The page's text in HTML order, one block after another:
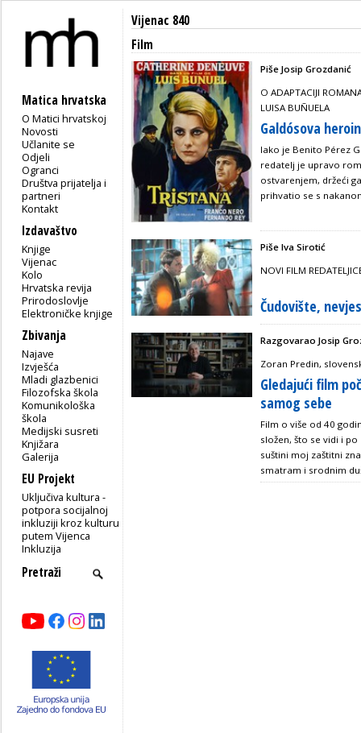
Matica hrvatska
O Matici hrvatskoj
Novosti
Učlanite se
Odjeli
Ogranci
Društva prijatelja i
partneri
Kontakt
Izdavaštvo
Knjige
Vijenac
Kolo
Hrvatska revija
Prirodoslovlje
Elektroničke knjige
Zbivanja
Najave
Izvješća
Mladi glazbenici
Filozofska škola
Komunikološka
škola
Medijski susreti
Knjižara
Galerija
EU Projekt
Uključiva kultura -
potpora socijalnoj
inkluziji kroz kulturu
putem Vijenca
Inkluzija
Vijenac 840
Film
Piše Josip Grozdanić
O ADAPTACIJI
LUISA BUÑUELA
Galdósova
Iako je Benito Pérez
redatelj je upravo
ostvarenjem, držeći
prihvatio se s
Piše Iva Sirotić
NOVI FILM
Čudovište,
Razgovarao Josip
Zoran Predin,
Gledajući film
samog sebe
Film o više od 40
složen, što se vidi i
suštini moj zaštitni
smatram i srodnim